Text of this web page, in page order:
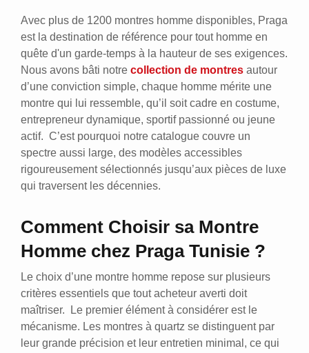
Avec plus de 1200 montres homme disponibles, Praga
est la destination de référence pour tout homme en
quête d'un garde-temps à la hauteur de ses exigences.
Nous avons bâti notre collection de montres autour
d’une conviction simple, chaque homme mérite une
montre qui lui ressemble, qu’il soit cadre en costume,
entrepreneur dynamique, sportif passionné ou jeune
actif. C’est pourquoi notre catalogue couvre un
spectre aussi large, des modèles accessibles
rigoureusement sélectionnés jusqu’aux pièces de luxe
qui traversent les décennies.
Comment Choisir sa Montre
Homme chez Praga Tunisie ?
Le choix d’une montre homme repose sur plusieurs
critères essentiels que tout acheteur averti doit
maîtriser. Le premier élément à considérer est le
mécanisme. Les montres à quartz se distinguent par
leur grande précision et leur entretien minimal, ce qui